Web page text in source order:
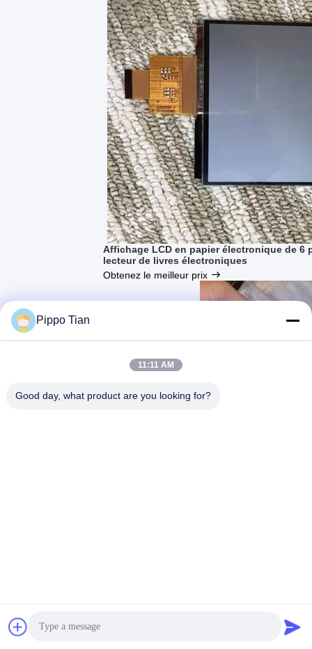
Affichage LCD en papier électronique de 6
lecteur de livres électroniques
Obtenez le meilleur prix
Pippo Tian
11:11 AM
Good day, what product are you looking for?